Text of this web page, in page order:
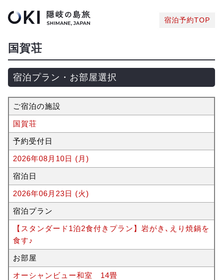
宿泊予約TOP
国賀荘
宿泊プラン・お部屋選択
ご宿泊の施設
国賀荘
予約受付日
2026年08月10日 (月)
宿泊日
2026年06月23日 (火)
宿泊プラン
【スタンダード1泊2食付きプラン】岩がき､えり焼鍋を
食す♪
お部屋
オーシャンビュー和室 14畳